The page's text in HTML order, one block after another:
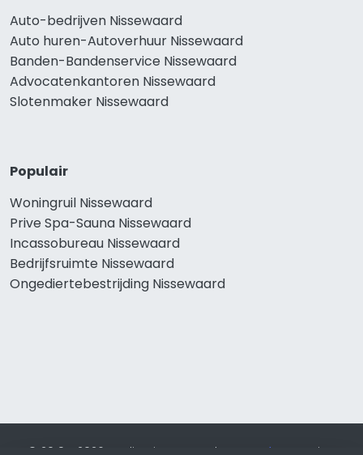
Auto-bedrijven Nissewaard
Auto huren-Autoverhuur Nissewaard
Banden-Bandenservice Nissewaard
Advocatenkantoren Nissewaard
Slotenmaker Nissewaard
Populair
Woningruil Nissewaard
Prive Spa-Sauna Nissewaard
Incassobureau Nissewaard
Bedrijfsruimte Nissewaard
Ongediertebestrijding Nissewaard